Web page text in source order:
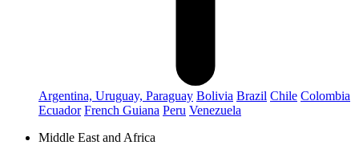
Argentina, Uruguay, Paraguay Bolivia Brazil Chile Colombia
Ecuador French Guiana Peru Venezuela
Middle East and Africa